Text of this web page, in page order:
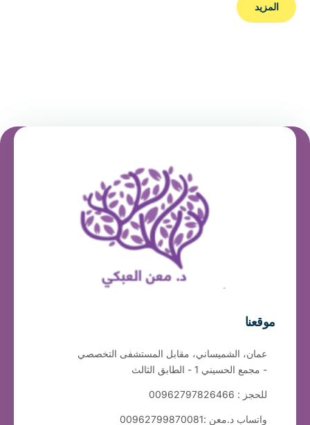
المزيد
موقعنا
عمان، الشميساني، مقابل المستشفى التخصصي
- مجمع الحسيني 1 - الطابق الثالث
للحجز : 00962797826466
واتساب د.معن :00962799870081